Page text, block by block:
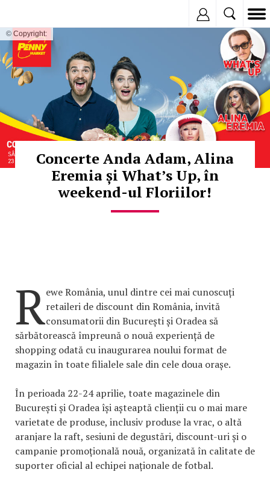
© Copyright:
Concerte Anda Adam, Alina
Eremia și What’s Up, în
weekend-ul Floriilor!
Rewe România, unul dintre cei mai cunoscuți
retaileri de discount din România, invită
consumatorii din București și Oradea să
sărbătorească împreună o nouă experiență de
shopping odată cu inaugurarea noului format de
magazin în toate filialele sale din cele doua orașe.
În perioada 22-24 aprilie, toate magazinele din
București și Oradea își așteaptă clienții cu o mai mare
varietate de produse, inclusiv produse la vrac, o altă
aranjare la raft, sesiuni de degustări, discount-uri și o
campanie promoțională nouă, organizată în calitate de
suporter oficial al echipei naționale de fotbal.